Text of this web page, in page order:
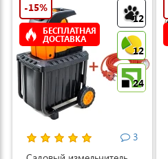
12
12
24
-15%
БЕСПЛАТНАЯ
ДОСТАВКА
3